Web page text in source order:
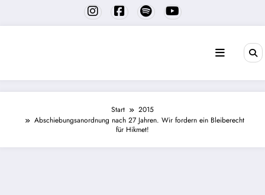
springen
Start
2015
Abschiebungsanordnung nach 27 Jahren. Wir fordern ein Bleiberecht
für Hikmet!